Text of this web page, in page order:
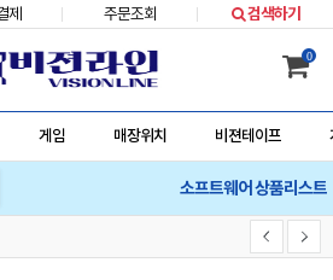
제 주문조회 검색하기
0
게임 매장위치 비젼테이프
/배터리/충전기/잠금장치
드/번지/덕/손목받침대/타블렛
치대/마이크 소프트웨어 상품리스트